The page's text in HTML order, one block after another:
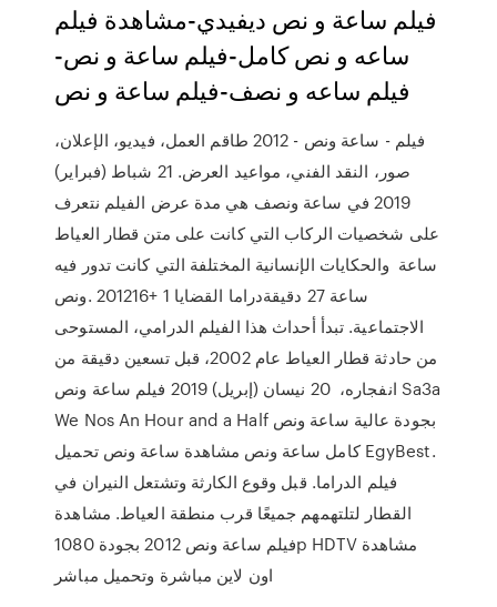
فيلم ساعة و نص ديفيدي-مشاهدة فيلم
ساعه و نص كامل-فيلم ساعة و نص-
فيلم ساعه و نصف-فيلم ساعة و نص
فيلم - ساعة ونص - 2012 طاقم العمل، فيديو، الإعلان،
صور، النقد الفني، مواعيد العرض. 21 شباط (فبراير)
2019 في ساعة ونصف هي مدة عرض الفيلم نتعرف
على شخصيات الركاب التي كانت على متن قطار العياط
والحكايات الإنسانية المختلفة التي كانت تدور فيه ‎ساعة
ونص‎. 201216+ 1 ساعة 27 دقيقةدراما القضايا
الاجتماعية. تبدأ أحداث هذا الفيلم الدرامي، المستوحى
من حادثة قطار العياط عام 2002، قبل تسعين دقيقة من
انفجاره، 20 نيسان (إبريل) 2019 فيلم ساعة ونص Sa3a
We Nos An Hour and a Half بجودة عالية ساعة ونص
كامل ساعة ونص مشاهدة ساعة ونص تحميل EgyBest.
فيلم الدراما. قبل وقوع الكارثة وتشتعل النيران في
القطار لتلتهمهم جميعًا قرب منطقة العياط. مشاهدة
فيلم ساعة ونص 2012 بجودة 1080p HDTV مشاهدة